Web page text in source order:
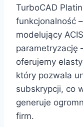
TurboCAD
funkcjonalność
modelujący
parametryzację
oferujemy
który pozwala
subskrypcji, co
generuje
firm.